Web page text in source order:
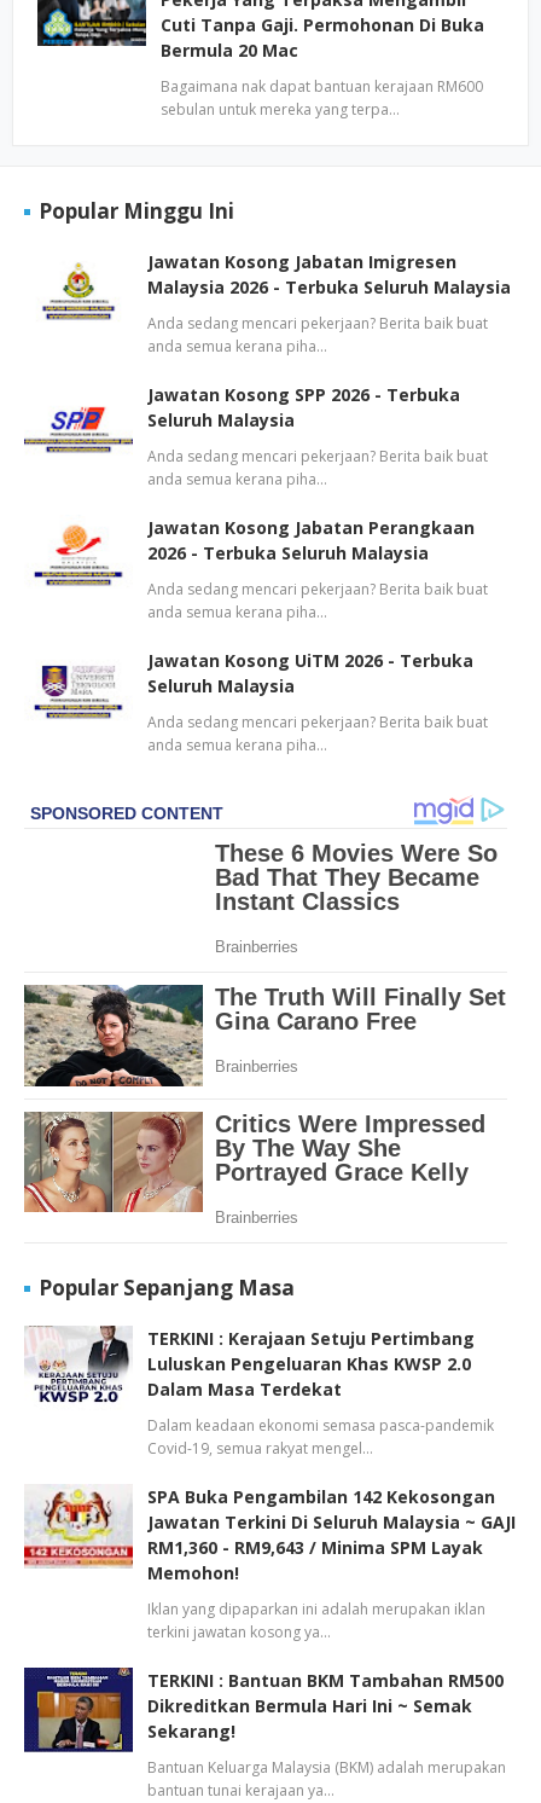
Cuti Tanpa Gaji. Permohonan Di Buka
Bermula 20 Mac
Bagaimana nak dapat bantuan kerajaan RM600
sebulan untuk mereka yang terpa…
Popular Minggu Ini
Jawatan Kosong Jabatan Imigresen
Malaysia 2026 - Terbuka Seluruh Malaysia
Anda sedang mencari pekerjaan? Berita baik buat
anda semua kerana piha…
Jawatan Kosong SPP 2026 - Terbuka
Seluruh Malaysia
Anda sedang mencari pekerjaan? Berita baik buat
anda semua kerana piha…
Jawatan Kosong Jabatan Perangkaan
2026 - Terbuka Seluruh Malaysia
Anda sedang mencari pekerjaan? Berita baik buat
anda semua kerana piha…
Jawatan Kosong UiTM 2026 - Terbuka
Seluruh Malaysia
Anda sedang mencari pekerjaan? Berita baik buat
anda semua kerana piha…
Popular Sepanjang Masa
TERKINI : Kerajaan Setuju Pertimbang
Luluskan Pengeluaran Khas KWSP 2.0
Dalam Masa Terdekat
Dalam keadaan ekonomi semasa pasca-pandemik
Covid-19, semua rakyat mengel…
SPA Buka Pengambilan 142 Kekosongan
Jawatan Terkini Di Seluruh Malaysia ~ GAJI
RM1,360 - RM9,643 / Minima SPM Layak
Memohon!
Iklan yang dipaparkan ini adalah merupakan iklan
terkini jawatan kosong ya…
TERKINI : Bantuan BKM Tambahan RM500
Dikreditkan Bermula Hari Ini ~ Semak
Sekarang!
Bantuan Keluarga Malaysia (BKM) adalah merupakan
bantuan tunai kerajaan ya…